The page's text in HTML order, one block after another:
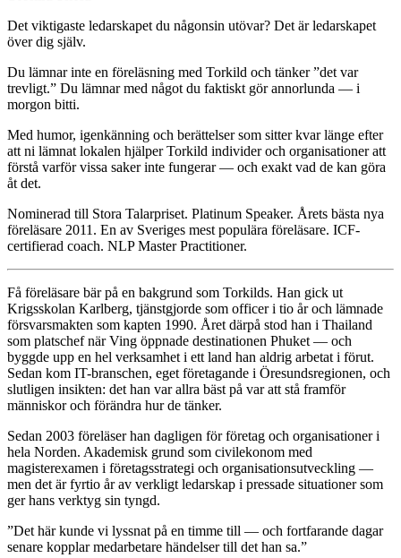
Det viktigaste ledarskapet du någonsin utövar? Det är ledarskapet
över dig själv.
Du lämnar inte en föreläsning med Torkild och tänker ”det var
trevligt.” Du lämnar med något du faktiskt gör annorlunda — i
morgon bitti.
Med humor, igenkänning och berättelser som sitter kvar länge efter
att ni lämnat lokalen hjälper Torkild individer och organisationer att
förstå varför vissa saker inte fungerar — och exakt vad de kan göra
åt det.
Nominerad till Stora Talarpriset. Platinum Speaker. Årets bästa nya
föreläsare 2011. En av Sveriges mest populära föreläsare. ICF-
certifierad coach. NLP Master Practitioner.
Få föreläsare bär på en bakgrund som Torkilds. Han gick ut
Krigsskolan Karlberg, tjänstgjorde som officer i tio år och lämnade
försvarsmakten som kapten 1990. Året därpå stod han i Thailand
som platschef när Ving öppnade destinationen Phuket — och
byggde upp en hel verksamhet i ett land han aldrig arbetat i förut.
Sedan kom IT-branschen, eget företagande i Öresundsregionen, och
slutligen insikten: det han var allra bäst på var att stå framför
människor och förändra hur de tänker.
Sedan 2003 föreläser han dagligen för företag och organisationer i
hela Norden. Akademisk grund som civilekonom med
magisterexamen i företagsstrategi och organisationsutveckling —
men det är fyrtio år av verkligt ledarskap i pressade situationer som
ger hans verktyg sin tyngd.
”Det här kunde vi lyssnat på en timme till — och fortfarande dagar
senare kopplar medarbetare händelser till det han sa.”